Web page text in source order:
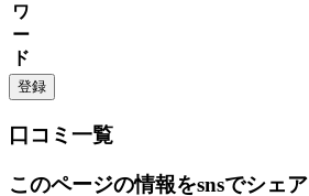
ワ
ー
ド
口コミ一覧
このページの情報をsnsでシェア